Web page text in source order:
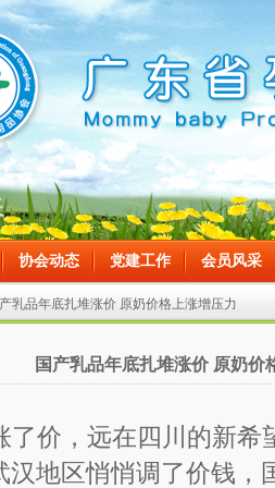
协会动态 党建工作 会员风采
乳品年底扎堆涨价 原奶价格上涨增压力
国产乳品年底扎堆涨价 原奶价
了价，远在四川的新希
汉地区悄悄调了价钱，